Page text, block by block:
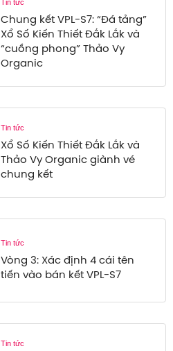
Tin tức
Chung kết VPL-S7: “Đá tảng”
Xổ Số Kiến Thiết Đắk Lắk và
“cuồng phong” Thảo Vy
Organic
Tin tức
Xổ Số Kiến Thiết Đắk Lắk và
Thảo Vy Organic giành vé
chung kết
Tin tức
Vòng 3: Xác định 4 cái tên
tiến vào bán kết VPL-S7
Tin tức